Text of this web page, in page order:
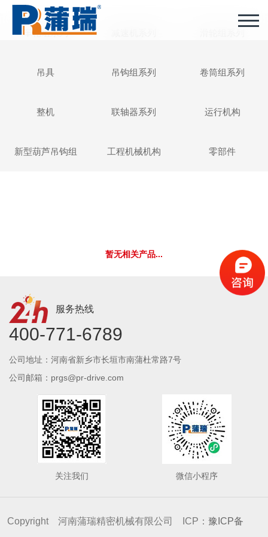
车轮组系列
吊具 吊钩组系列 卷筒组系列
整机 联轴器系列 运行机构
新型葫芦吊钩组 工程机械机构 零部件
暂无相关产品...
服务热线
400-771-6789
公司地址：河南省新乡市长垣市南蒲杜常路7号
公司邮箱：prgs@pr-drive.com
关注我们 微信小程序
Copyright 河南蒲瑞精密机械有限公司 ICP： 豫ICP备